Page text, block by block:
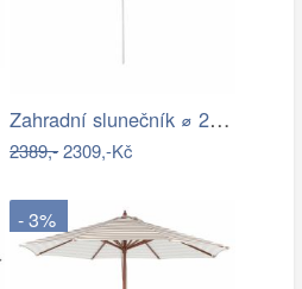
Zahradní slunečník ⌀ 2,85 m světle…
2389,-2309,-Kč
- 3%